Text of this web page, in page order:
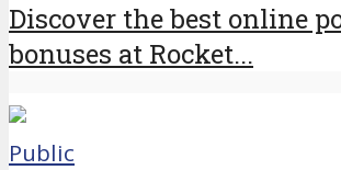
Discover the best online
bonuses at Rocket...
Public